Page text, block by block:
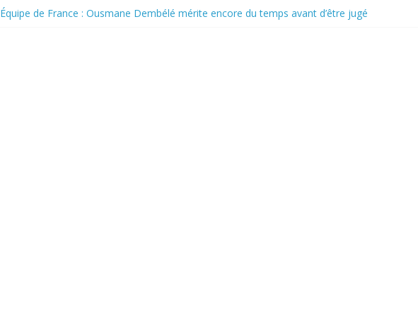
Équipe de France : Ousmane Dembélé mérite encore du temps avant d’être jugé